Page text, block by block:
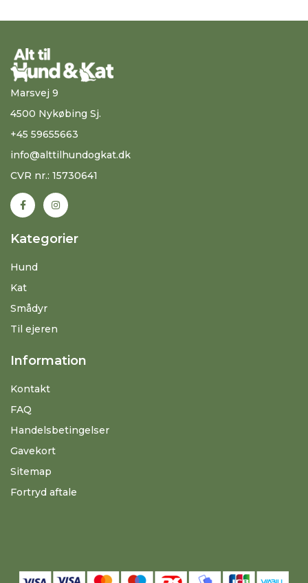
Marsvej 9
4500 Nykøbing Sj.
+45 59655663
info@alttilhundogkat.dk
CVR nr.: 15730641
Kategorier
Hund
Kat
Smådyr
Til ejeren
Information
Kontakt
FAQ
Handelsbetingelser
Gavekort
Sitemap
Fortryd aftale